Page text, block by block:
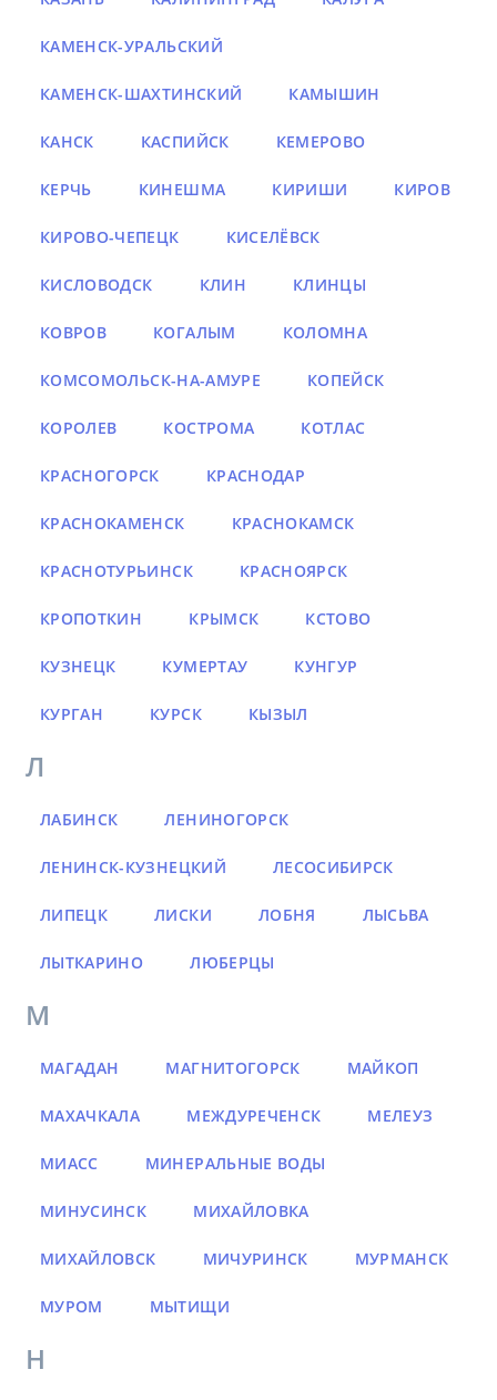
КАМЕНСК-УРАЛЬСКИЙ
КАМЕНСК-ШАХТИНСКИЙ КАМЫШИН
КАНСК КАСПИЙСК КЕМЕРОВО
КЕРЧЬ КИНЕШМА КИРИШИ КИРОВ
КИРОВО-ЧЕПЕЦК КИСЕЛЁВСК
КИСЛОВОДСК КЛИН КЛИНЦЫ
КОВРОВ КОГАЛЫМ КОЛОМНА
КОМСОМОЛЬСК-НА-АМУРЕ КОПЕЙСК
КОРОЛЕВ КОСТРОМА КОТЛАС
КРАСНОГОРСК КРАСНОДАР
КРАСНОКАМЕНСК КРАСНОКАМСК
КРАСНОТУРЬИНСК КРАСНОЯРСК
КРОПОТКИН КРЫМСК КСТОВО
КУЗНЕЦК КУМЕРТАУ КУНГУР
КУРГАН КУРСК КЫЗЫЛ
Л
ЛАБИНСК ЛЕНИНОГОРСК
ЛЕНИНСК-КУЗНЕЦКИЙ ЛЕСОСИБИРСК
ЛИПЕЦК ЛИСКИ ЛОБНЯ ЛЫСЬВА
ЛЫТКАРИНО ЛЮБЕРЦЫ
М
МАГАДАН МАГНИТОГОРСК МАЙКОП
МАХАЧКАЛА МЕЖДУРЕЧЕНСК МЕЛЕУЗ
МИАСС МИНЕРАЛЬНЫЕ ВОДЫ
МИНУСИНСК МИХАЙЛОВКА
МИХАЙЛОВСК МИЧУРИНСК МУРМАНСК
МУРОМ МЫТИЩИ
Н